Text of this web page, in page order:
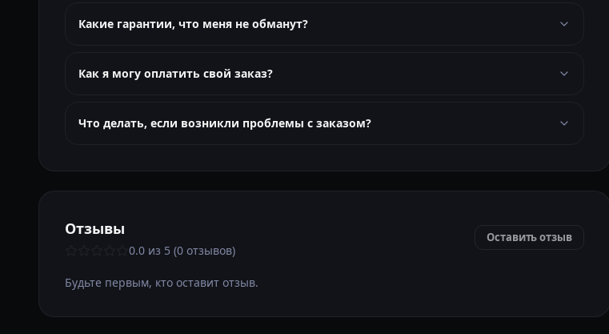
Какие гарантии, что меня не обманут?
Как я могу оплатить свой заказ?
Что делать, если возникли проблемы с заказом?
Отзывы
0.0 из 5 (0 отзывов)
Оставить отзыв
Будьте первым, кто оставит отзыв.